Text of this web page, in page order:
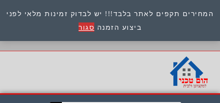
המחירים תקפים לאתר בלבד!!! יש לבדוק זמינות מלאי לפני
ביצוע הזמנה סגור
כתובת : היוזמים 9 אור יהודה שירות לקוחות 054-
8945722